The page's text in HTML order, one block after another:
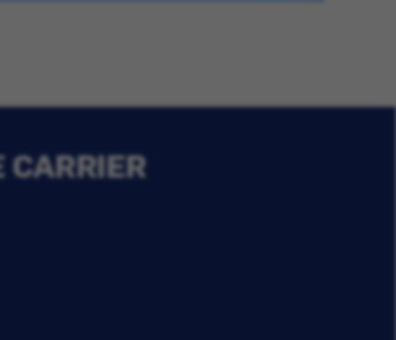
CARRIER